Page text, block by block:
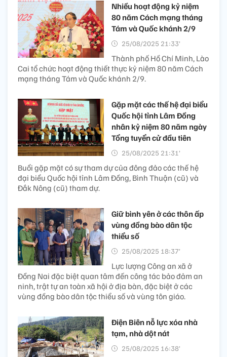
Nhiều hoạt động kỷ niệm
80 năm Cách mạng tháng
Tám và Quốc khánh 2/9
25/08/2025 21:33’
Thành phố Hồ Chí Minh, Lào
Cai tổ chức hoạt động thiết thực kỷ niệm 80 năm Cách
mạng tháng Tám và Quốc khánh 2/9.
Gặp mặt các thế hệ đại biểu
Quốc hội tỉnh Lâm Đồng
nhân kỷ niệm 80 năm ngày
Tổng tuyển cử đầu tiên
25/08/2025 21:31’
Buổi gặp mặt có sự tham dự của đông đảo các thế hệ
đại biểu Quốc hội tỉnh Lâm Đồng, Bình Thuận (cũ) và
Đắk Nông (cũ) tham dự.
Giữ bình yên ở các thôn ấp
vùng đồng bào dân tộc
thiểu số
25/08/2025 18:37’
Lực lượng Công an xã ở
Đồng Nai đặc biệt quan tâm đến công tác bảo đảm an
ninh, trật tự an toàn xã hội ở địa bàn, đặc biệt ở các
vùng đồng bào dân tộc thiểu số và vùng tôn giáo.
Điện Biên nỗ lực xóa nhà
tạm, nhà dột nát
25/08/2025 16:38’